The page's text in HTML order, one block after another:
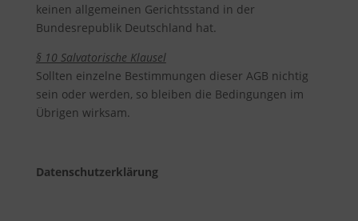
keinen allgemeinen Gerichtsstand in der
Bundesrepublik Deutschland hat.
§ 10 Salvatorische Klausel
Sollten einzelne Bestimmungen dieser AGB nichtig
sein oder werden, so bleiben die Bedingungen im
Übrigen wirksam.
Datenschutzerklärung